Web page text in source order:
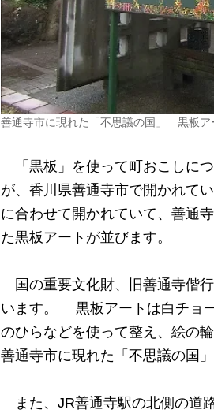
善通寺市に現れた「不思議の国」 黒板
「黒板」を使って町おこしに
が、香川県善通寺市で開かれて
に合わせて開かれていて、善通
た黒板アートが並びます。
国の重要文化財、旧善通寺偕
います。 黒板アートは白チョ
のひらなどを使って整え、絵の
善通寺市に現れた「不思議の国
また、JR善通寺駅の北側の道